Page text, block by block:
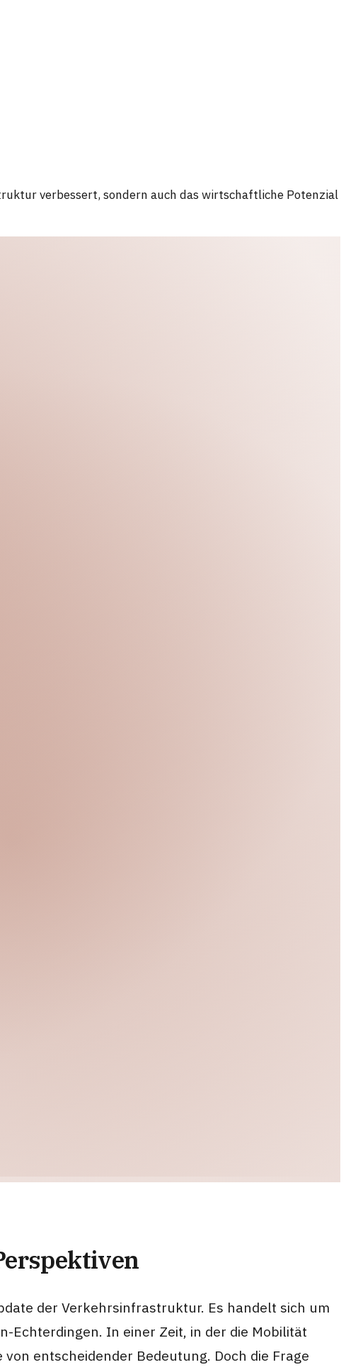
verbessert, sondern auch das wirtschaftliche Potenzial
der Verkehrsinfrastruktur. Es handelt sich um
Echterdingen. In einer Zeit, in der die Mobilität
entscheidender Bedeutung. Doch die Frage